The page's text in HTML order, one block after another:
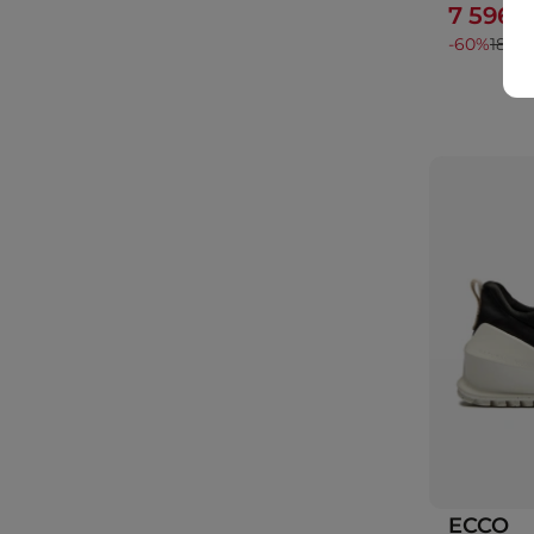
7 596 ₽
-60%18
ECCO